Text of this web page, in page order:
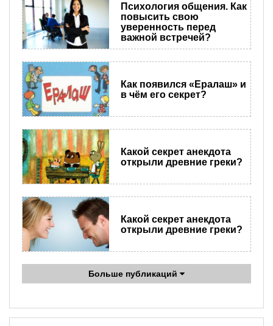
Психология общения. Как
повысить свою
уверенность перед
важной встречей?
Как появился «Ералаш» и
в чём его секрет?
Какой секрет анекдота
открыли древние греки?
Какой секрет анекдота
открыли древние греки?
Больше публикаций